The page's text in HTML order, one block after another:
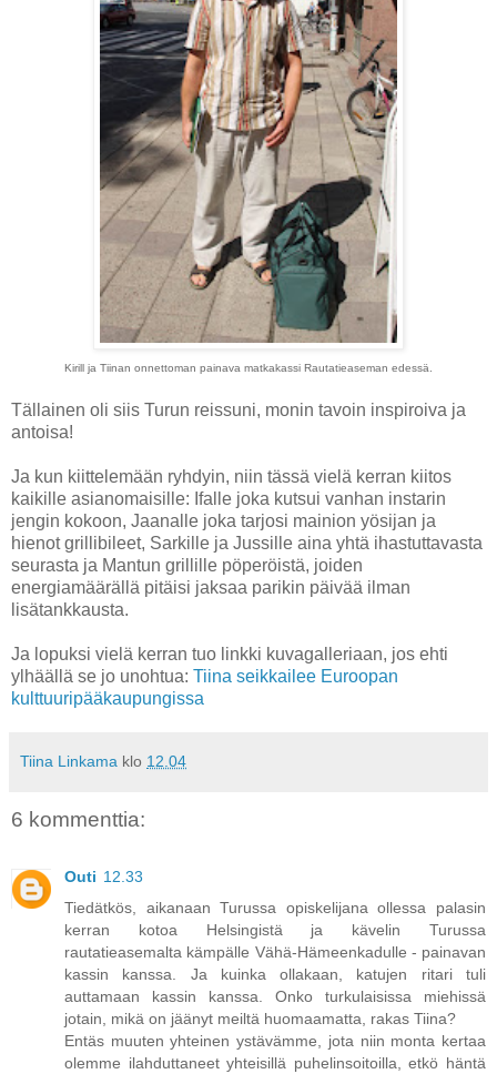
Kirill ja Tiinan onnettoman painava matkakassi Rautatieaseman edessä.
Tällainen oli siis Turun reissuni, monin tavoin inspiroiva ja
antoisa!
Ja kun kiittelemään ryhdyin, niin tässä vielä kerran kiitos
kaikille asianomaisille: Ifalle joka kutsui vanhan instarin
jengin kokoon, Jaanalle joka tarjosi mainion yösijan ja
hienot grillibileet, Sarkille ja Jussille aina yhtä ihastuttavasta
seurasta ja Mantun grillille pöperöistä, joiden
energiamäärällä pitäisi jaksaa parikin päivää ilman
lisätankkausta.
Ja lopuksi vielä kerran tuo linkki kuvagalleriaan, jos ehti
ylhäällä se jo unohtua: Tiina seikkailee Euroopan
kulttuuripääkaupungissa
Tiina Linkama klo 12.04
6 kommenttia:
Outi 12.33
Tiedätkös, aikanaan Turussa opiskelijana ollessa palasin
kerran kotoa Helsingistä ja kävelin Turussa
rautatieasemalta kämpälle Vähä-Hämeenkadulle - painavan
kassin kanssa. Ja kuinka ollakaan, katujen ritari tuli
auttamaan kassin kanssa. Onko turkulaisissa miehissä
jotain, mikä on jäänyt meiltä huomaamatta, rakas Tiina?
Entäs muuten yhteinen ystävämme, jota niin monta kertaa
olemme ilahduttaneet yhteisillä puhelinsoitoilla, etkö häntä